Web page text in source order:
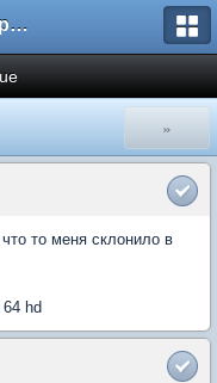
Морской аквариум. Форумы ReefCentral.ru
»
то меня склонило в
hd